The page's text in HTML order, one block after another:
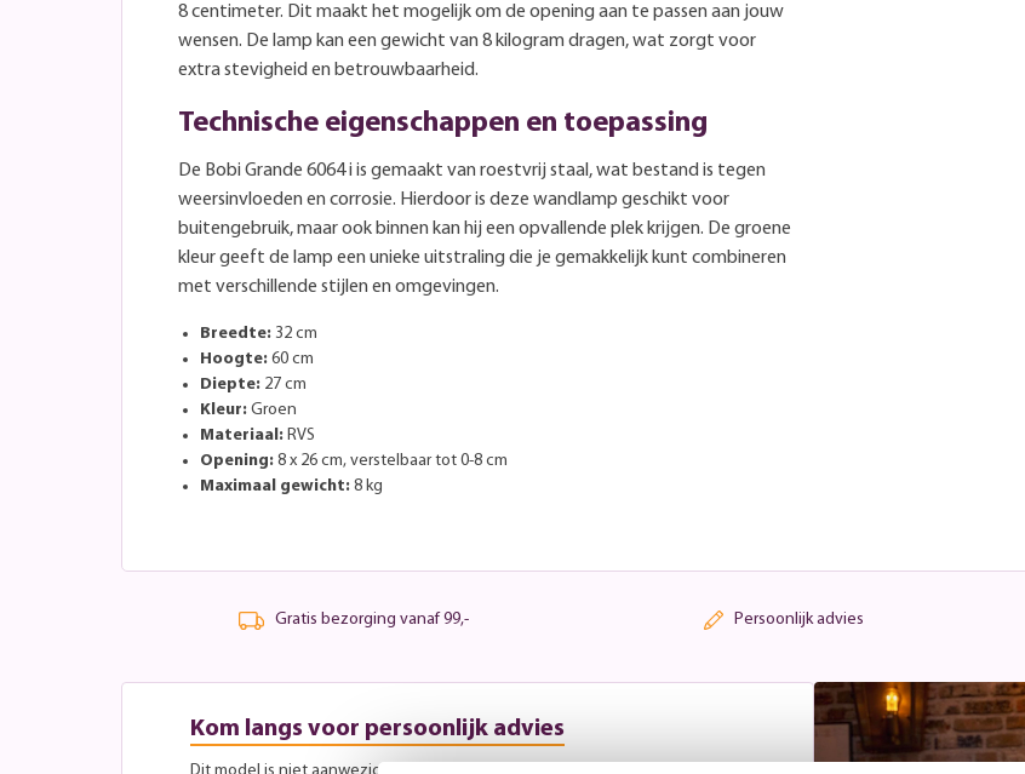
8 centimeter. Dit maakt het mogelijk om de opening aan te passen aan jouw
wensen. De lamp kan een gewicht van 8 kilogram dragen, wat zorgt voor
extra stevigheid en betrouwbaarheid.
Technische eigenschappen en toepassing
De Bobi Grande 6064 i is gemaakt van roestvrij staal, wat bestand is tegen
weersinvloeden en corrosie. Hierdoor is deze wandlamp geschikt voor
buitengebruik, maar ook binnen kan hij een opvallende plek krijgen. De groene
kleur geeft de lamp een unieke uitstraling die je gemakkelijk kunt combineren
met verschillende stijlen en omgevingen.
Breedte: 32 cm
Hoogte: 60 cm
Diepte: 27 cm
Kleur: Groen
Materiaal: RVS
Opening: 8 x 26 cm, verstelbaar tot 0-8 cm
Maximaal gewicht: 8 kg
Gratis bezorging vanaf 99,- Persoonlijk advies
Kom langs voor persoonlijk advies